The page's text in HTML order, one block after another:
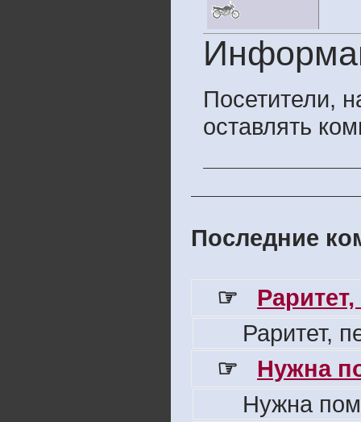
Посетители,
оставлять
Последние
☞
Раритет,
☞
Нужна
Нужна